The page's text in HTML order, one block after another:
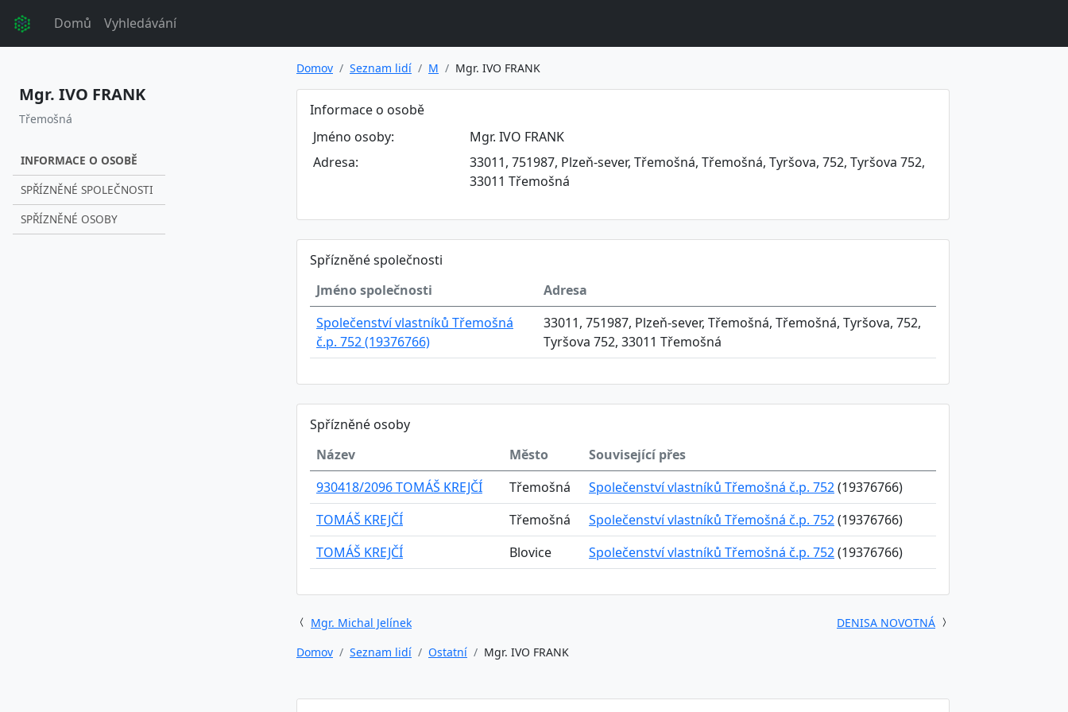
Domů Vyhledávání
Mgr. IVO FRANK
Třemošná
INFORMACE O OSOBĚ
SPŘÍZNĚNÉ SPOLEČNOSTI
SPŘÍZNĚNÉ OSOBY
Domov Seznam lidí M Mgr. IVO FRANK
Informace o osobě
Jméno osoby:
Mgr. IVO FRANK
Adresa:
33011, 751987, Plzeň-sever, Třemošná, Třemošná, Tyršova, 752, Tyršova 752,
33011 Třemošná
Spřízněné společnosti
Jméno společnosti
Adresa
Společenství vlastníků Třemošná
č.p. 752 (19376766)
33011, 751987, Plzeň-sever, Třemošná, Třemošná, Tyršova, 752,
Tyršova 752, 33011 Třemošná
Spřízněné osoby
Název
Město
Související přes
930418/2096 TOMÁŠ KREJČÍ
Třemošná Společenství vlastníků Třemošná č.p. 752(19376766)
TOMÁŠ KREJČÍ
Třemošná Společenství vlastníků Třemošná č.p. 752(19376766)
TOMÁŠ KREJČÍ
Blovice Společenství vlastníků Třemošná č.p. 752(19376766)
Mgr. Michal Jelínek
DENISA NOVOTNÁ
Domov
Seznam lidí Ostatní Mgr. IVO FRANK